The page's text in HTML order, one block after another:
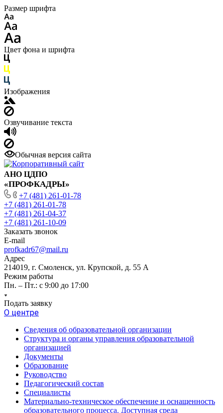
Размер шрифта
Цвет фона и шрифта
Изображения
Озвучивание текста
Обычная версия сайта
АНО ЦДПО
«ПРОФКАДРЫ»
+7 (481) 261-01-78
+7 (481) 261-01-78
+7 (481) 261-04-37
+7 (481) 261-10-09
Заказать звонок
E-mail
profkadr67@mail.ru
Адрес
214019, г. Смоленск, ул. Крупской, д. 55 А
Режим работы
Пн. – Пт.: с 9:00 до 17:00
Подать заявку
О центре
Сведения об образовательной организации
Структура и органы управления образовательной
организацией
Документы
Образование
Руководство
Педагогический состав
Специалисты
Материально-техническое обеспечение и оснащенность
образовательного процесса. Доступная среда